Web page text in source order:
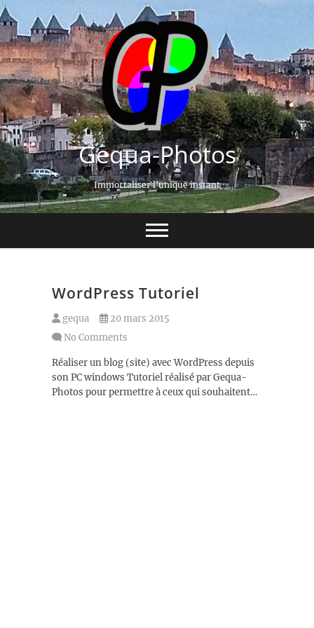
Gequa-Photos
Immortaliser l'unique instant
WordPress Tutoriel
gequa
20 mars 2015
No Comments
Réaliser un blog (site) avec WordPress depuis
son PC windows Tutoriel réalisé par Gequa-
Photos pour permettre à ceux qui souhaitent…